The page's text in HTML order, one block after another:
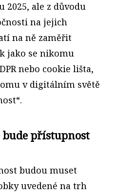
2025, ale z důvodu
na jejich
na ně zaměřit
jako se nikomu
nebo cookie lišta,
v digitálním světě
bude přístupnost
budou muset
uvedené na trh